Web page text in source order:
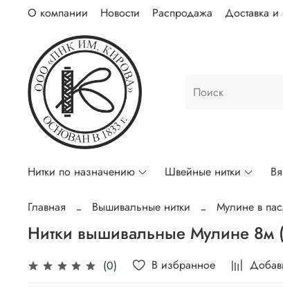
О компании Новости Распродажа Доставка и
Нитки по назначению Швейные нитки
Главная Вышивальные нитки Мулине в
Нитки вышивальные Мулине 8м
(0) В избранное